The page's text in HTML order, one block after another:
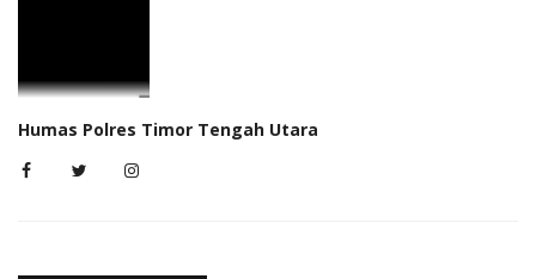
Humas Polres Timor Tengah Utara